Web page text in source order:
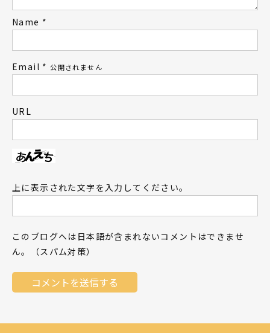
Name *
Email * 公開されません
URL
上に表示された文字を入力してください。
このブログへは日本語が含まれないコメントはできませ
ん。（スパム対策）